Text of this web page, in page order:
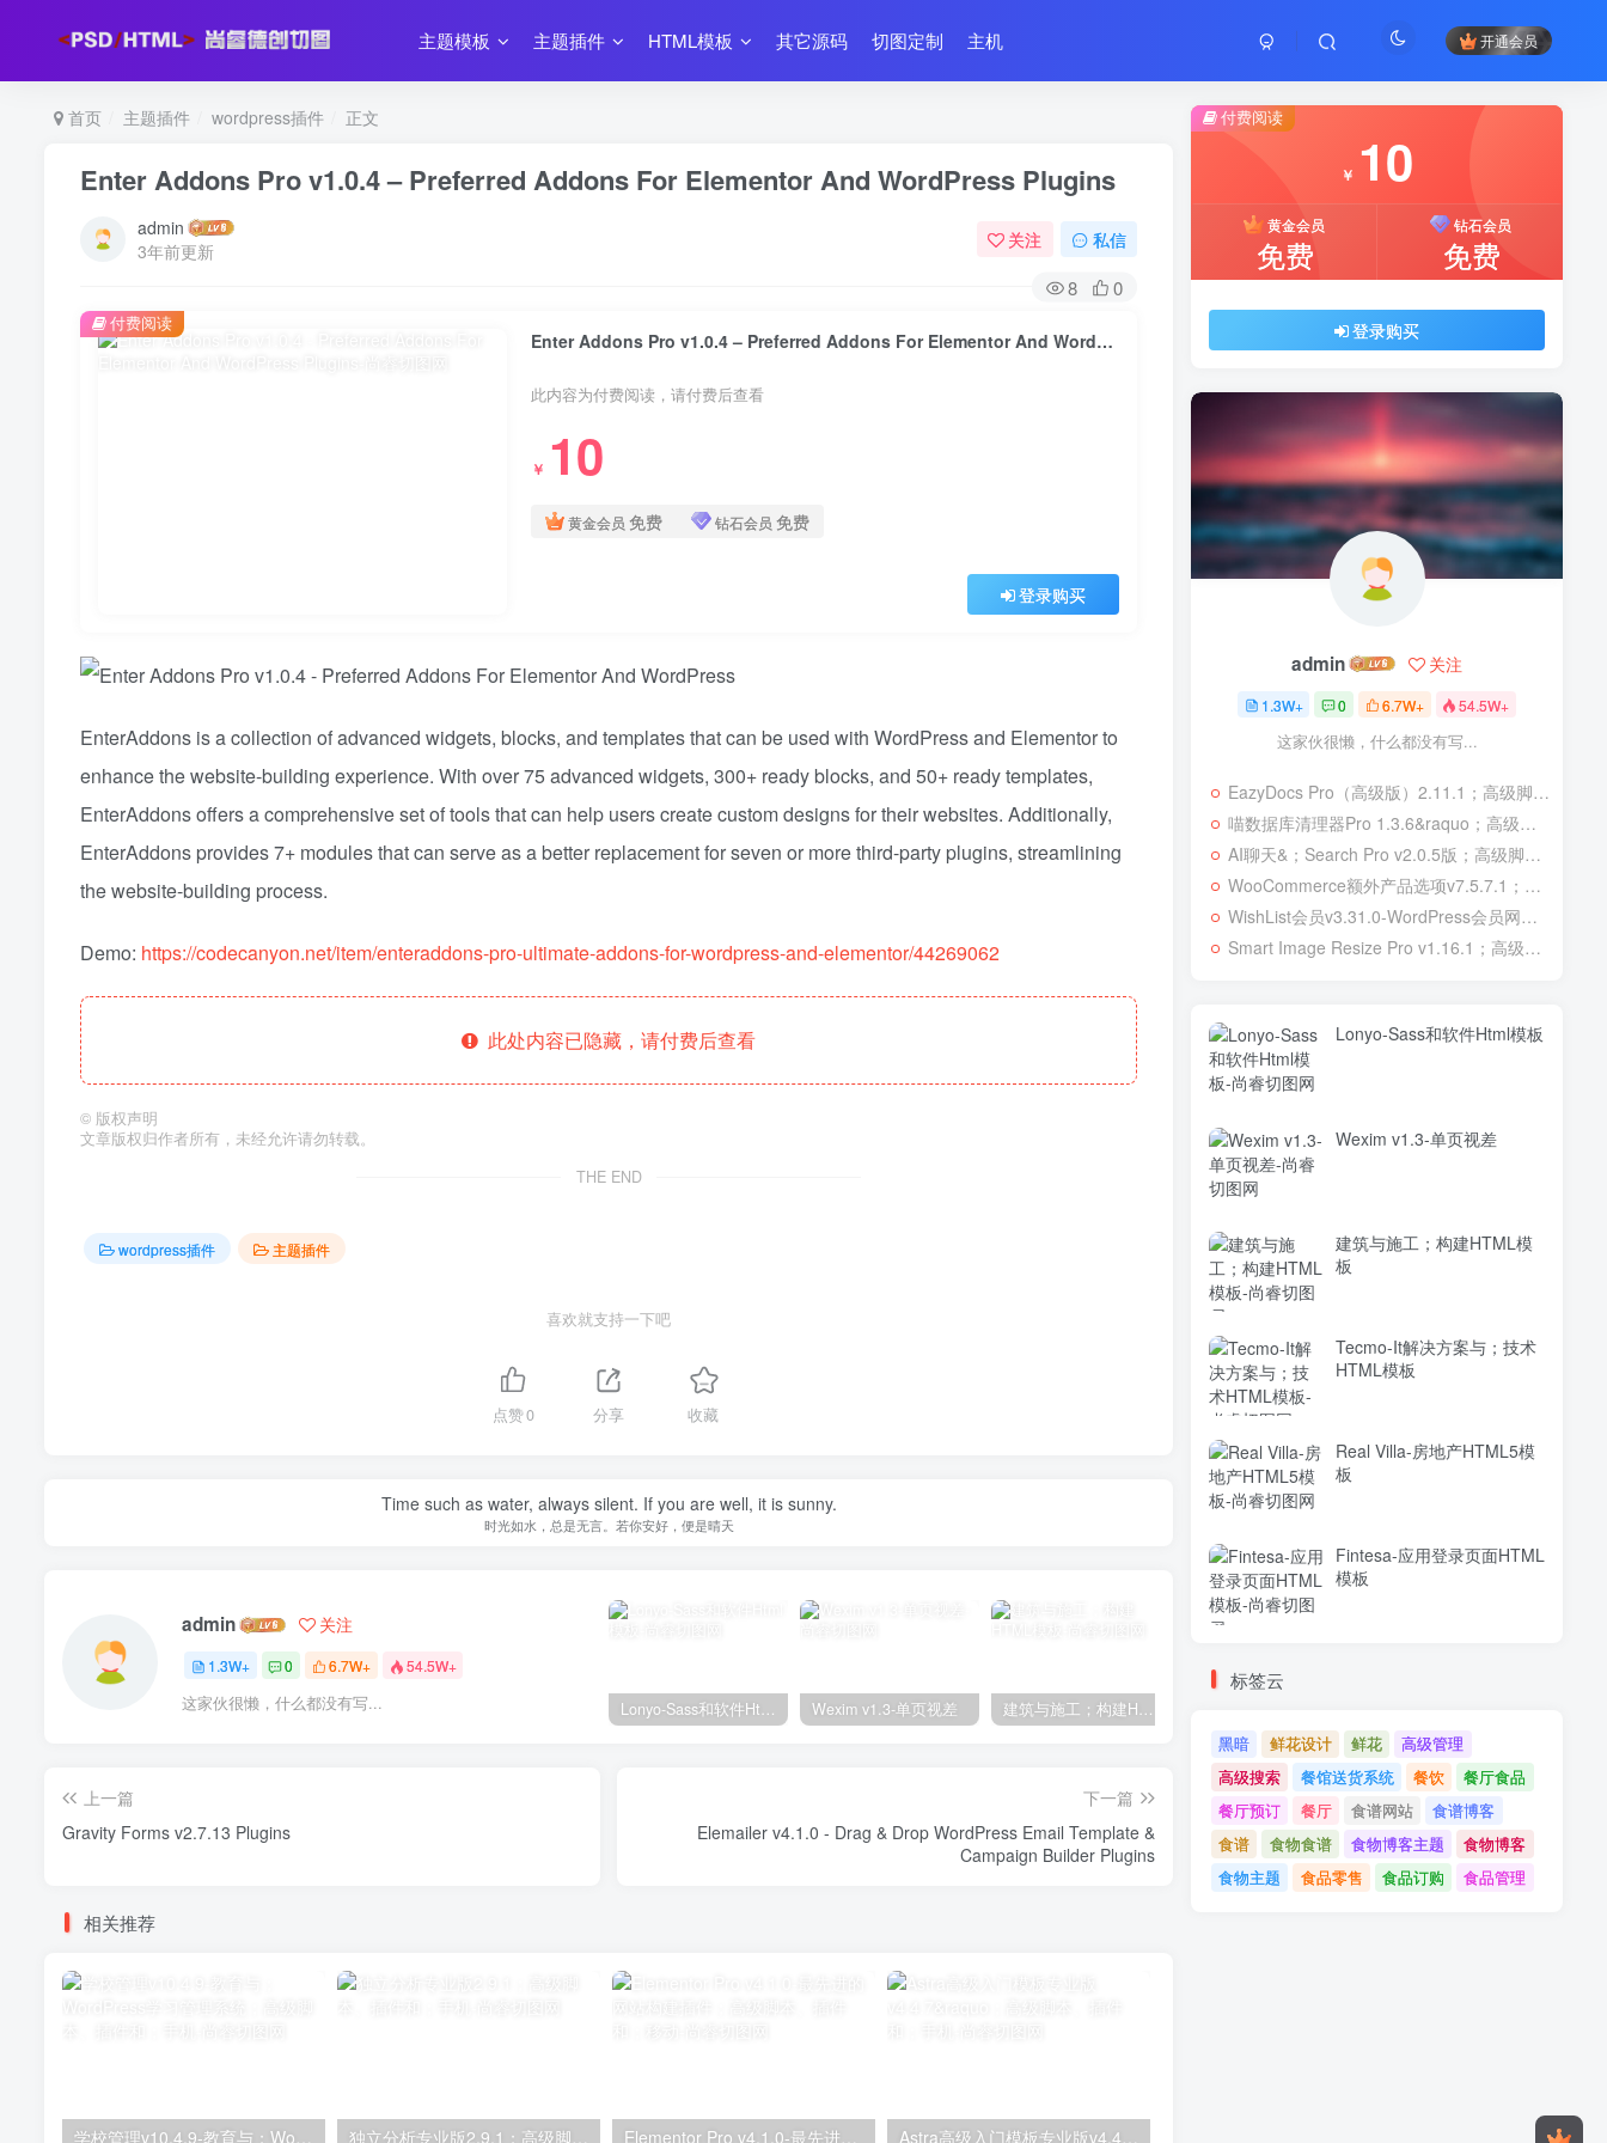
主题模板 主题插件 HTML模板 其它源码 切图定制 主机 开通会员
首页 主题插件 wordpress插件 正文
Enter Addons Pro v1.0.4 – Preferred Addons For Elementor And WordPress Plugins
admin
3年前更新
关注 私信
8 0
Enter Addons Pro v1.0.4 – Preferred Addons For Elementor And WordPress Plugins
此内容为付费阅读，请付费后查看
￥ 10
黄金会员 免费 钻石会员 免费
登录购买
付费阅读
EnterAddons is a collection of advanced widgets, blocks, and templates that can be used with WordPress and Elementor to
enhance the website-building experience. With over 75 advanced widgets, 300+ ready blocks, and 50+ ready templates,
EnterAddons offers a comprehensive set of tools that can help users create custom designs for their websites. Additionally,
EnterAddons provides 7+ modules that can serve as a better replacement for seven or more third-party plugins, streamlining
the website-building process.
Demo: https://codecanyon.net/item/enteraddons-pro-ultimate-addons-for-wordpress-and-elementor/44269062
此处内容已隐藏，请付费后查看
© 版权声明
文章版权归作者所有，未经允许请勿转载。
THE END
wordpress插件 主题插件
喜欢就支持一下吧
点赞0 分享 收藏
Time such as water, always silent. If you are well, it is sunny.
时光如水，总是无言。若你安好，便是晴天
admin 关注
1.3W+ 0 6.7W+ 54.5W+
这家伙很懒，什么都没有写... Lonyo-Sass和软件Html模板 Wexim v1.3-单页视差 建筑与施工；构建HTML模板
上一篇
Gravity Forms v2.7.13 Plugins
下一篇
Elemailer v4.1.0 - Drag & Drop WordPress Email Template &
Campaign Builder Plugins
相关推荐
学校管理v10.4.9-教育与；WordPress学习管理系统；高级脚本、插件和；手机 独立分析专业版2.9.1；高级脚本、插件和；手机
付费阅读
￥ 10
黄金会员
免费
钻石会员
免费
登录购买
admin 关注
1.3W+ 0 6.7W+ 54.5W+
这家伙很懒，什么都没有写...
EazyDocs Pro（高级版）2.11.1；高级脚本、插件和；移动
喵数据库清理器Pro 1.3.6&raquo；高级脚本、插件和；移动
AI聊天&；Search Pro v2.0.5版；高级脚本、插件和；移动
WooCommerce额外产品选项v7.5.7.1；高级脚本、插件和；移动
WishList会员v3.31.0-WordPress会员网站；高级脚本、插件和；移动
Smart Image Resize Pro v1.16.1；高级脚本、插件和；移动
Lonyo-Sass和软件Html模板
Wexim v1.3-单页视差
建筑与施工；构建HTML模
板
Tecmo-It解决方案与；技术
HTML模板
Real Villa-房地产HTML5模
板
Fintesa-应用登录页面HTML
模板
标签云
黑暗 鲜花设计 鲜花
高级管理
高级搜索
餐馆送货系统 餐饮
餐厅食品
餐厅预订
餐厅 食谱网站
食谱博客
食谱
食物食谱 食物博客主题
食物博客
食物主题
食品零售 食品订购 食品管理